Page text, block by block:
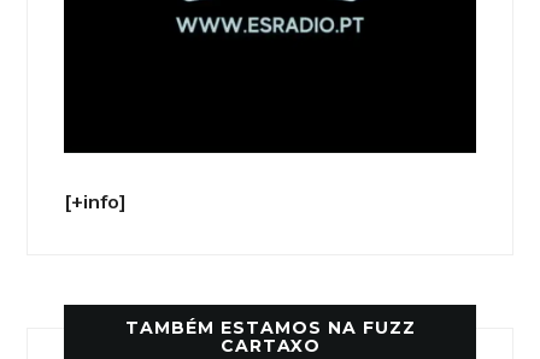
[+info]
TAMBÉM ESTAMOS NA FUZZ
CARTAXO